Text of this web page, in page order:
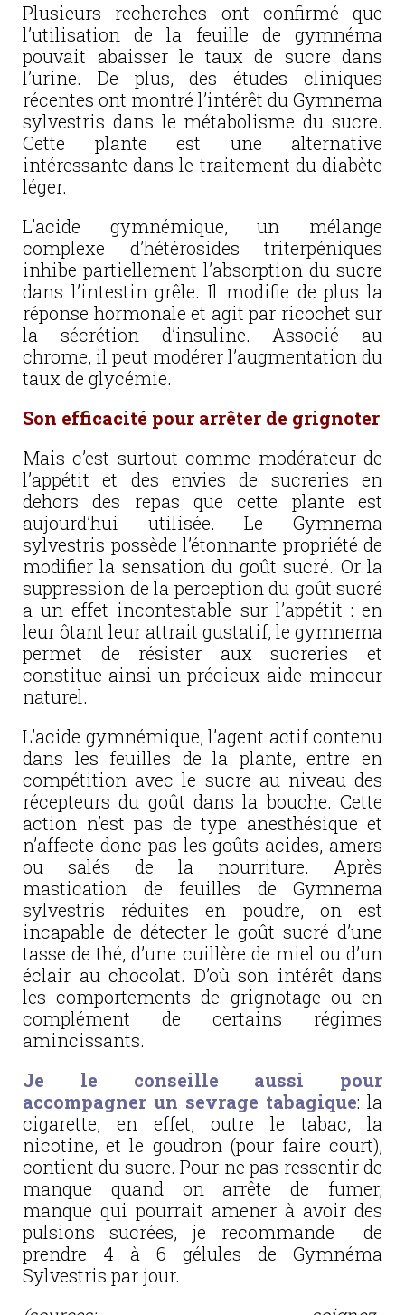
Plusieurs recherches ont confirmé que
l’utilisation de la feuille de gymnéma
pouvait abaisser le taux de sucre dans
l’urine. De plus, des études cliniques
récentes ont montré l’intérêt du Gymnema
sylvestris dans le métabolisme du sucre.
Cette plante est une alternative
intéressante dans le traitement du diabète
léger.
L’acide gymnémique, un mélange
complexe d’hétérosides triterpéniques
inhibe partiellement l’absorption du sucre
dans l’intestin grêle. Il modifie de plus la
réponse hormonale et agit par ricochet sur
la sécrétion d’insuline. Associé au
chrome, il peut modérer l’augmentation du
taux de glycémie.
Son efficacité pour arrêter de grignoter
Mais c’est surtout comme modérateur de
l’appétit et des envies de sucreries en
dehors des repas que cette plante est
aujourd’hui utilisée. Le Gymnema
sylvestris possède l’étonnante propriété de
modifier la sensation du goût sucré. Or la
suppression de la perception du goût sucré
a un effet incontestable sur l’appétit : en
leur ôtant leur attrait gustatif, le gymnema
permet de résister aux sucreries et
constitue ainsi un précieux aide-minceur
naturel.
L’acide gymnémique, l’agent actif contenu
dans les feuilles de la plante, entre en
compétition avec le sucre au niveau des
récepteurs du goût dans la bouche. Cette
action n’est pas de type anesthésique et
n’affecte donc pas les goûts acides, amers
ou salés de la nourriture. Après
mastication de feuilles de Gymnema
sylvestris réduites en poudre, on est
incapable de détecter le goût sucré d’une
tasse de thé, d’une cuillère de miel ou d’un
éclair au chocolat. D’où son intérêt dans
les compor­te­ments de grignotage ou en
complément de certains régimes
amincissants.
Je le conseille aussi pour
accompagner un sevrage tabagique: la
cigarette, en effet, outre le tabac, la
nicotine, et le goudron (pour faire court),
contient du sucre. Pour ne pas ressentir de
manque quand on arrête de fumer,
manque qui pourrait amener à avoir des
pulsions sucrées, je recommande de
prendre 4 à 6 gélules de Gymnéma
Sylvestris par jour.